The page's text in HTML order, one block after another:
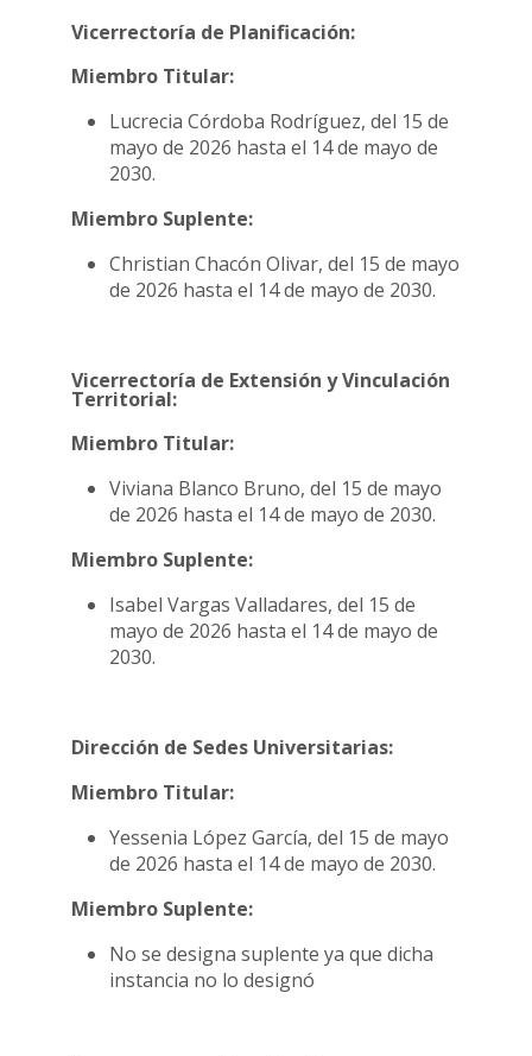
Vicerrectoría de Planificación:
Miembro Titular:
Lucrecia Córdoba Rodríguez, del 15 de
mayo de 2026 hasta el 14 de mayo de
2030.
Miembro Suplente:
Christian Chacón Olivar, del 15 de mayo
de 2026 hasta el 14 de mayo de 2030.
Vicerrectoría de Extensión y Vinculación
Territorial:
Miembro Titular:
Viviana Blanco Bruno, del 15 de mayo
de 2026 hasta el 14 de mayo de 2030.
Miembro Suplente:
Isabel Vargas Valladares, del 15 de
mayo de 2026 hasta el 14 de mayo de
2030.
Dirección de Sedes Universitarias:
Miembro Titular:
Yessenia López García, del 15 de mayo
de 2026 hasta el 14 de mayo de 2030.
Miembro Suplente:
No se designa suplente ya que dicha
instancia no lo designó